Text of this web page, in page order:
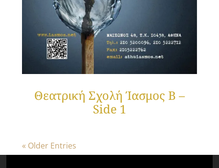
Θεατρική Σχολή Ίασμος Β –
Side 1
« Older Entries